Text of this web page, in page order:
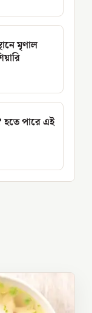
মৃণাল
হতে পারে এই